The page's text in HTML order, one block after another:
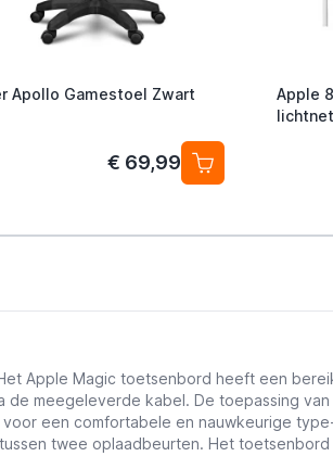
Apollo Gamestoel Zwart
€ 69,99
Apple
Apple Magic toetsenbord heeft een
meegeleverde kabel. De toepassing
een comfortabele en nauwkeurige
twee oplaadbeurten. Het toetsenbord